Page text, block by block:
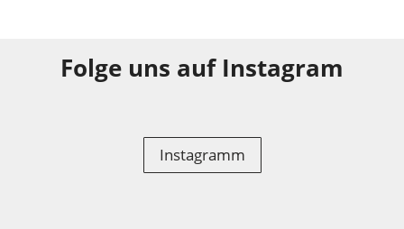
Folge uns auf Instagram
Instagramm